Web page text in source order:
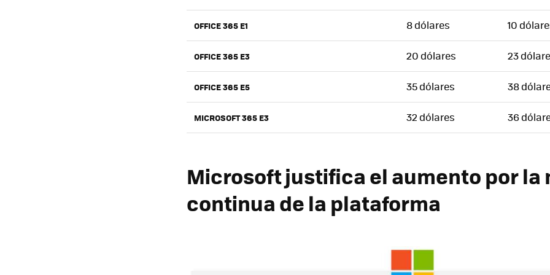
OFFICE 365 E1 8 dólares 10
OFFICE 365 E3 20 dólares 23
OFFICE 365 E5 35 dólares 38
MICROSOFT 365 E3 32 dólares 36
Microsoft justifica el aumento por la
continua de la plataforma